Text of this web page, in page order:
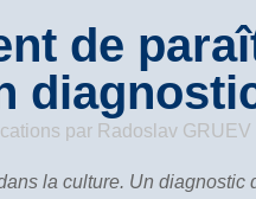
de
par Radoslav GRUEV
la culture. Un diagnostic